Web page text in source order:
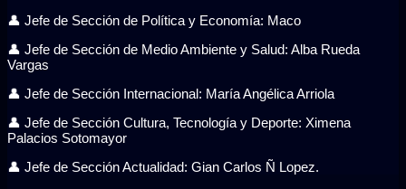
👤 Jefe de Sección de Política y Economía: Maco
👤 Jefe de Sección de Medio Ambiente y Salud: Alba Rueda
Vargas
👤 Jefe de Sección Internacional: María Angélica Arriola
👤 Jefe de Sección Cultura, Tecnología y Deporte: Ximena
Palacios Sotomayor
👤 Jefe de Sección Actualidad: Gian Carlos Ñ Lopez.